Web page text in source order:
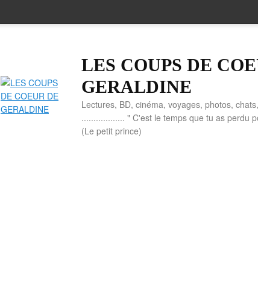
LES COUPS DE
GERALDINE
Lectures, BD, cinéma, voyages, photos,
.................. " C'est le temps que tu as perdu
(Le petit prince)